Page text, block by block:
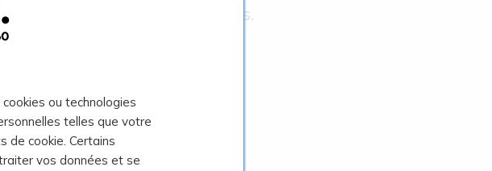
ou technologies
telles que votre
de cookie. Certains
vos données et se
leurs revenus.